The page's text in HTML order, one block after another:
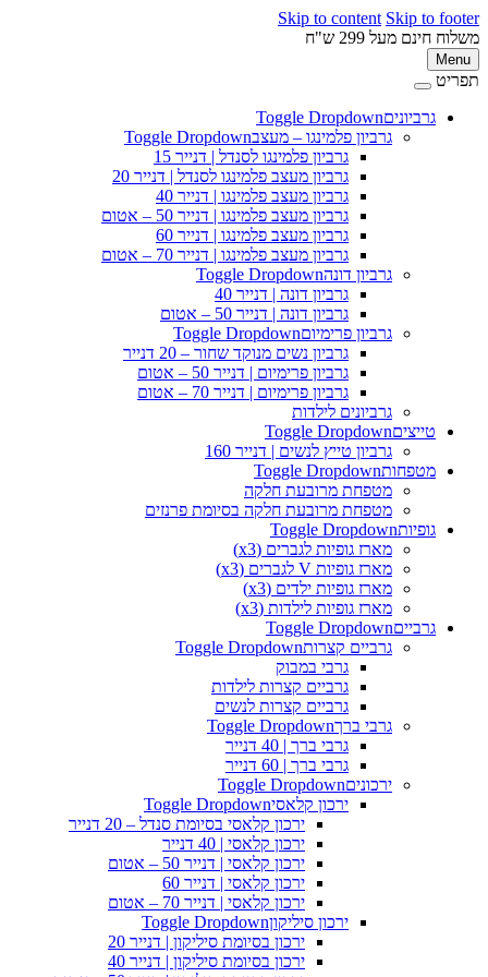
Skip to content Skip to
מעל 299 ש"ח
גרביוניםToggle Dropdown
גרביון פלמינגו – מעצבToggle Dropdown
גרביון פלמינגו לסנדל | דנייר 15
גרביון מעצב פלמינגו לסנדל | דנייר 20
גרביון מעצב פלמינגו | דנייר 40
גרביון מעצב פלמינגו | דנייר 50 – אטום
גרביון מעצב פלמינגו | דנייר 60
גרביון מעצב פלמינגו | דנייר 70 – אטום
גרביון דונהToggle Dropdown
גרביון דונה | דנייר 40
גרביון דונה | דנייר 50 – אטום
גרביון פרימיוםToggle Dropdown
גרביון נשים מנוקד שחור – 20 דנייר
גרביון פרימיום | דנייר 50 – אטום
גרביון פרימיום | דנייר 70 – אטום
גרביונים לילדות
טייצים Toggle Dropdown
גרביון טייץ לנשים | דנייר 160
מטפחותToggle Dropdown
מטפחת מרובעת חלקה
מטפחת מרובעת חלקה בסיומת פרנזים
גופיות
Toggle Dropdown
מארז גופיות לגברים (x3)
מארז גופיות V לגברים (x3)
מארז גופיות ילדים (x3)
מארז גופיות לילדות (x3)
גרביים Toggle Dropdown
גרביים קצרות Toggle Dropdown
גרבי במבוק
גרביים קצרות לילדות
גרביים קצרות לנשים
גרבי ברךToggle Dropdown
גרבי ברך | 40 דנייר
גרבי ברך | 60 דנייר
ירכוניםToggle Dropdown
ירכון קלאסי Toggle Dropdown
ירכון קלאסי בסיומת סנדל – 20 דנייר
ירכון קלאסי | 40 דנייר
ירכון קלאסי | דנייר 50 – אטום
ירכון קלאסי | דנייר 60
ירכון קלאסי | דנייר 70 – אטום
ירכון סיליקוןToggle Dropdown
ירכון בסיומת סיליקון | דנייר 20
ירכון בסיומת סיליקון | דנייר 40